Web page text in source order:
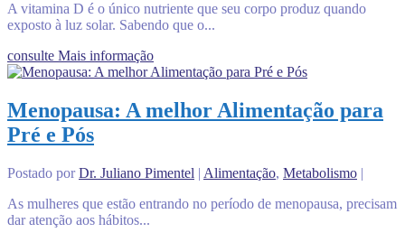
A vitamina D é o único nutriente que seu corpo produz quando
exposto à luz solar. Sabendo que o...
consulte Mais informação
Menopausa: A melhor Alimentação para
Pré e Pós
Postado porDr. Juliano Pimentel | Alimentação, Metabolismo |
As mulheres que estão entrando no período de menopausa, precisam
dar atenção aos hábitos...